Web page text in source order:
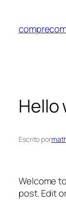
Hello
Escrito por
Welcome
post. Edit